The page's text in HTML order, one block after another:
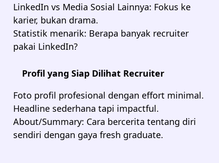
LinkedIn vs Media Sosial Lainnya: Fokus ke
karier, bukan drama.
Statistik menarik: Berapa banyak recruiter
pakai LinkedIn?
Profil yang Siap Dilihat Recruiter
Foto profil profesional dengan effort minimal.
Headline sederhana tapi impactful.
About/Summary: Cara bercerita tentang diri
sendiri dengan gaya fresh graduate.